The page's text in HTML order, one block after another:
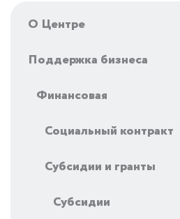
О Центре
Поддержка бизнеса
Финансовая
Социальный контракт
Субсидии и гранты
Субсидии